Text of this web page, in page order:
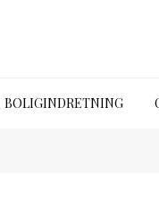
BOLIGINDRETNING